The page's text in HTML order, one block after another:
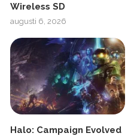
Wireless SD
augusti 6, 2026
Halo: Campaign Evolved